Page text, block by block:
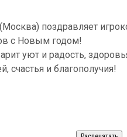
поздравляет
с Новым годом!
уют и радость,
счастья и благополучия!